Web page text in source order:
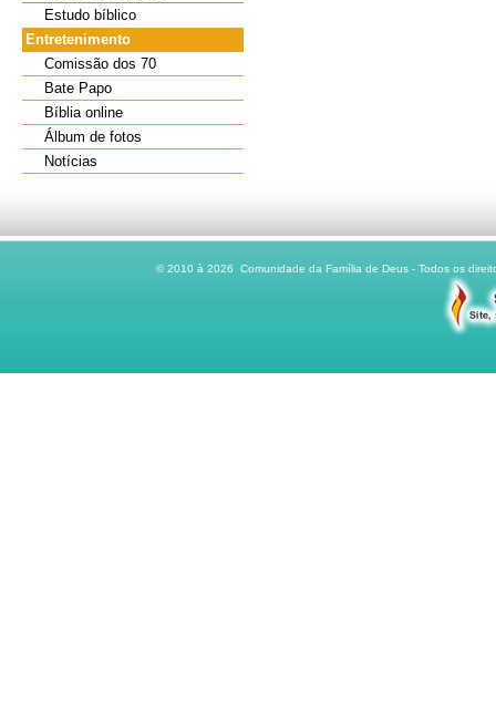
Estudo bíblico
Entretenimento
Comissão dos 70
Bate Papo
Bíblia online
Álbum de fotos
Notícias
© 2010 à 2026 Comunidade da Família de Deus - Todos os